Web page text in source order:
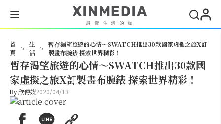
首
頁
>
生
活
>
暫存渴望旅遊的心情～SWATCH推出30款國家虛擬之旅X訂
製畫布腕錶 探索世界精彩！
暫存渴望旅遊的心情～SWATCH推出30款國
家虛擬之旅X訂製畫布腕錶 探索世界精彩！
By欣傳媒2020/04/13